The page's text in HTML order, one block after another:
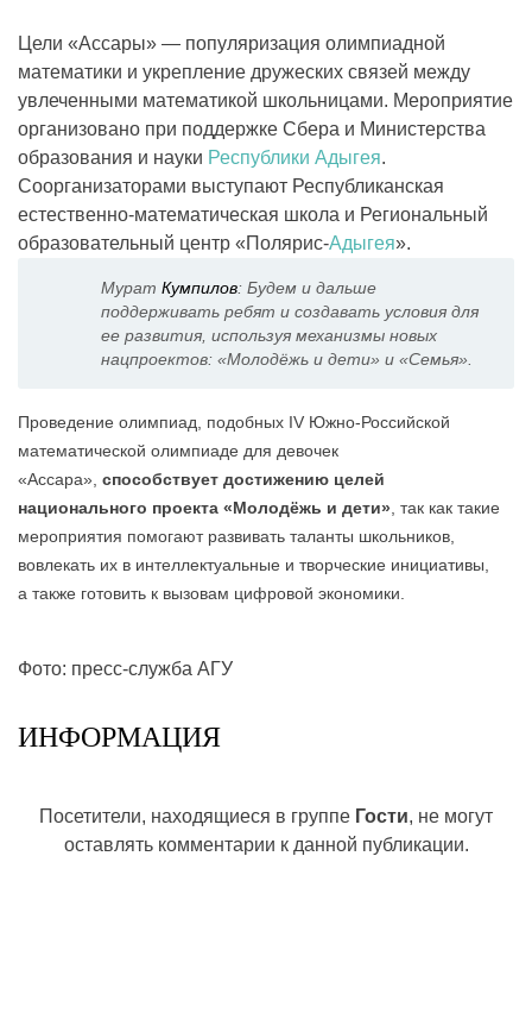
Цели «Ассары» — популяризация олимпиадной
математики и укрепление дружеских связей между
увлеченными математикой школьницами. Мероприятие
организовано при поддержке Сбера и Министерства
образования и науки Республики Адыгея.
Соорганизаторами выступают Республиканская
естественно-математическая школа и Региональный
образовательный центр «Полярис-Адыгея».
Мурат Кумпилов: Будем и дальше
поддерживать ребят и создавать условия для
ее развития, используя механизмы новых
нацпроектов: «Молодёжь и дети» и «Семья».
Проведение олимпиад, подобных IV Южно-Российской
математической олимпиаде для девочек
«Ассара», способствует достижению целей
национального проекта «Молодёжь и дети» , так как такие
мероприятия помогают развивать таланты школьников,
вовлекать их в интеллектуальные и творческие инициативы,
а также готовить к вызовам цифровой экономики.
Фото: пресс-служба АГУ
ИНФОРМАЦИЯ
Посетители, находящиеся в группе Гости, не могут
оставлять комментарии к данной публикации.